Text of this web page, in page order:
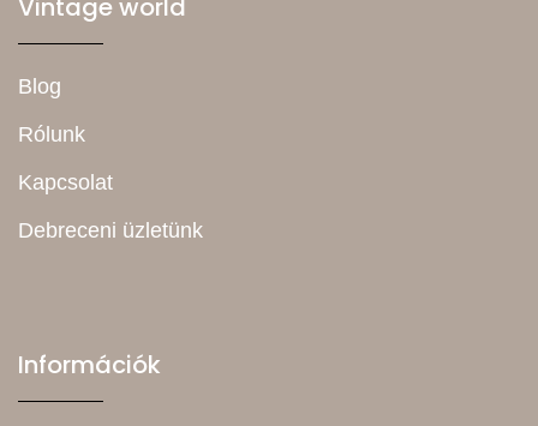
Vintage world
Blog
Rólunk
Kapcsolat
Debreceni üzletünk
Információk